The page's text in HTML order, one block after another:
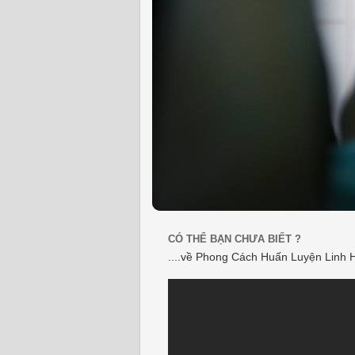
CÓ THỂ BẠN CHƯA BIẾT ?
....về Phong Cách Huấn Luyện Linh